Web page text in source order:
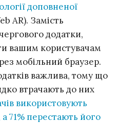
доповненої
AR). Замість
додатки,
вашим користувачам
мобільний браузер.
важлива, тому що
втрачають до них
використовують
71% перестають його